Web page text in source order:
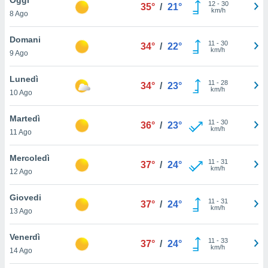
è
al sito
di
ci
di
il
un
la
nella
8 Ago
35° / 21° 12- 30
km/h
Domani
9 Ago
34° / 22° 11 - 30
km/h
Lunedì
10 Ago
34° / 23° 11 - 28
km/h
Martedì
11 Ago
36° / 23° 11 - 30
km/h
Mercoledì
12 Ago
37° / 24° 11 - 31
km/h
Giovedi
13 Ago
37° / 24° 11 - 31
km/h
Venerdì
14 Ago
37° / 24° 11 - 33
km/h